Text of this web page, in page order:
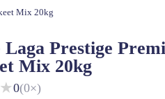
Mix 20kg
Laga Prestige
Mix 20kg
★0(0×)